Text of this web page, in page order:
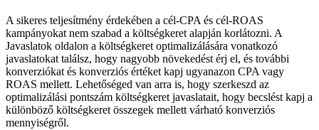
A sikeres teljesítmény érdekében a cél-CPA és cél-ROAS
kampányokat nem szabad a költségkeret alapján korlátozni. A
Javaslatok oldalon a költségkeret optimalizálására vonatkozó
javaslatokat találsz, hogy nagyobb növekedést érj el, és további
konverziókat és konverziós értéket kapj ugyanazon CPA vagy
ROAS mellett. Lehetőséged van arra is, hogy szerkeszd az
optimalizálási pontszám költségkeret javaslatait, hogy becslést kapj a
különböző költségkeret összegek mellett várható konverziós
mennyiségről.